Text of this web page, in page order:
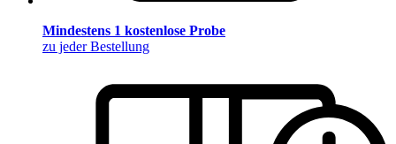
Mindestens 1 kostenlose Probe
zu jeder Bestellung